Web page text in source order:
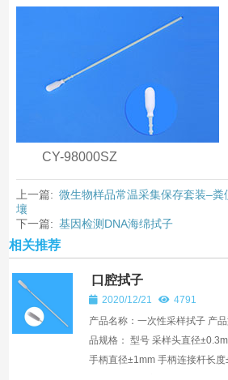
CY-98000SZ
上一篇: 微生物样品常温采集保存套装–
壤
下一篇: 基因检测DNA海绵拭子
相关推荐
口腔拭子
2020/12/21
4791
产品名称：一次性采样拭子 产
品规格： 型号 采样头直径
手柄直径±1mm 手柄连接杆长